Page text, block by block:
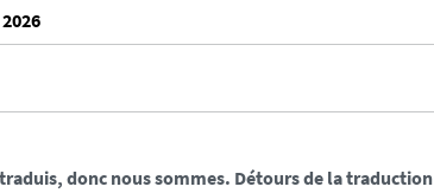
donc nous sommes. Détours de la traduction